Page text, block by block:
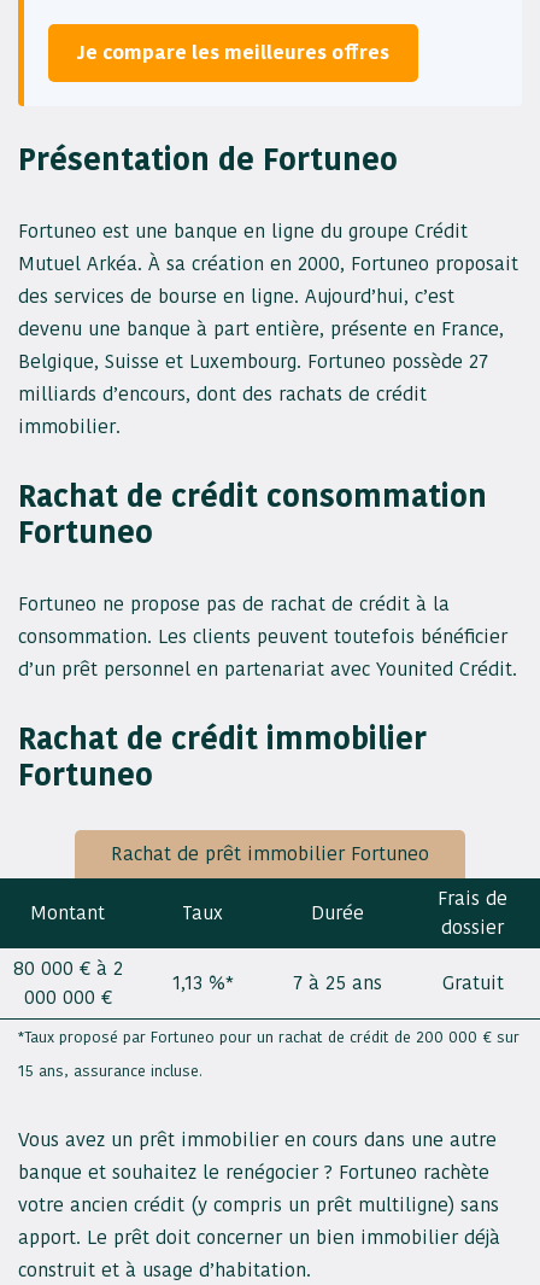
Je compare les meilleures offres
Présentation de Fortuneo
Fortuneo est une banque en ligne du groupe Crédit
Mutuel Arkéa. À sa création en 2000, Fortuneo proposait
des services de bourse en ligne. Aujourd’hui, c’est
devenu une banque à part entière, présente en France,
Belgique, Suisse et Luxembourg. Fortuneo possède 27
milliards d’encours, dont des rachats de crédit
immobilier.
Rachat de crédit consommation
Fortuneo
Fortuneo ne propose pas de rachat de crédit à la
consommation. Les clients peuvent toutefois bénéficier
d’un prêt personnel en partenariat avec Younited Crédit.
Rachat de crédit immobilier
Fortuneo
Rachat de prêt immobilier Fortuneo
Montant Taux Durée
Frais de
dossier
80 000 € à 2
000 000 €
1,13 %* 7 à 25 ans Gratuit
*Taux proposé par Fortuneo pour un rachat de crédit de 200 000 € sur
15 ans, assurance incluse.
Vous avez un prêt immobilier en cours dans une autre
banque et souhaitez le renégocier ? Fortuneo rachète
votre ancien crédit (y compris un prêt multiligne) sans
apport. Le prêt doit concerner un bien immobilier déjà
construit et à usage d’habitation.